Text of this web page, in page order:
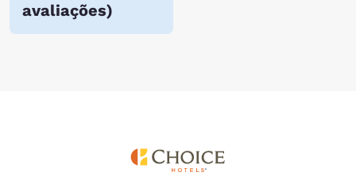
avaliações)